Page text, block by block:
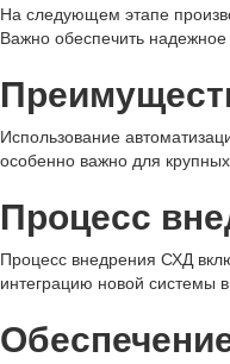
На следующем этапе
Важно обеспечить
Использование
особенно важно для
Процесс
Процесс внедрения СХД
интеграцию новой системы